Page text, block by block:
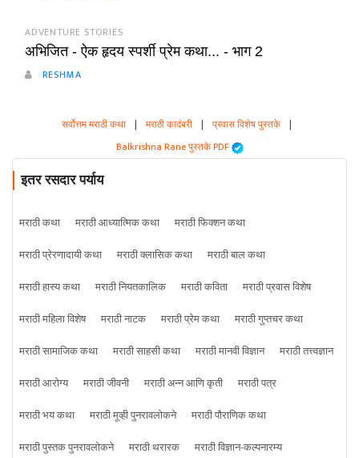
ADVENTURE STORIES
अभिजित - ऐक हृदय स्पर्शी प्रेम कथा... - भाग 2
RESHMA
सर्वोत्तम मराठी कथा | मराठी कादंबरी | प्रवास विशेष पुस्तके |
Balkrishna Rane पुस्तके PDF
इतर रसदार पर्याय
मराठी कथा मराठी आध्यात्मिक कथा
मराठी फिक्शन कथा
मराठी प्रेरणादायी कथा
मराठी क्लासिक कथा
मराठी बाल कथा
मराठी हास्य कथा
मराठी नियतकालिक मराठी कविता
मराठी प्रवास विशेष
मराठी महिला विशेष
मराठी नाटक मराठी प्रेम कथा
मराठी गुप्तचर कथा
मराठी सामाजिक कथा
मराठी साहसी कथा मराठी मानवी विज्ञान
मराठी तत्त्वज्ञान
मराठी आरोग्य
मराठी जीवनी मराठी अन्न आणि कृती
मराठी पत्र
मराठी भय कथा
मराठी मूव्ही पुनरावलोकने
मराठी पौराणिक कथा
मराठी पुस्तक पुनरावलोकने
मराठी थरारक
मराठी विज्ञान-कल्पनारम्य